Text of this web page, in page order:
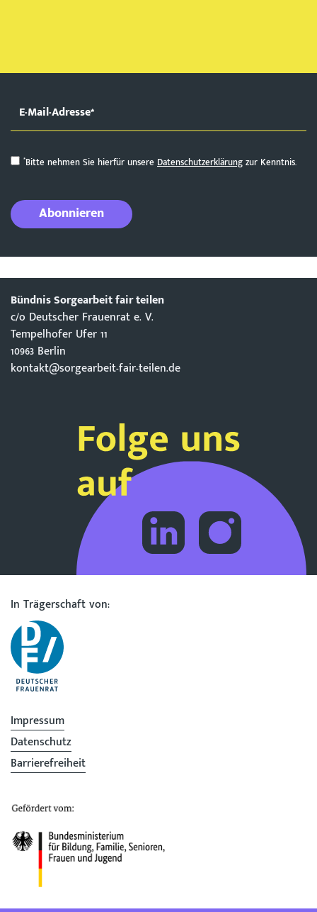
*Bitte nehmen Sie hierfür unsereDatenschutzerklärungzur Kenntnis.
Abonnieren
Bündnis Sorgearbeit fair teilen
c/o Deutscher Frauenrat e. V.
Tempelhofer Ufer 11
10963 Berlin
kontakt@sorgearbeit-fair-teilen.de
In Trägerschaft von:
Impressum
Datenschutz
Barrierefreiheit